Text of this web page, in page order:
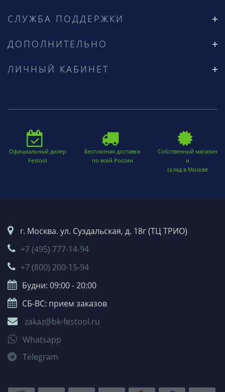
СЛУЖБА ПОДДЕРЖКИ
ДОПОЛНИТЕЛЬНО
ЛИЧНЫЙ КАБИНЕТ
Официальный дилер
Festool
Бесплатная доставка
по всей России
Собственный магазин
и
склад в Москве
г. Москва. ул. Суздальская, д. 18г (ТЦ ТРИО)
+7 (495) 777-14-94
+7 (800) 200-15-94
Будни: 09:00 - 20:00
СБ-ВС: прием заказов
zakaz@bk-festool.ru
Whatsapp
Telegram